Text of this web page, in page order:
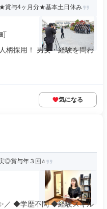
賞与4ヶ月分★基本土日休み
柄採用！ 男女・経験を問わ
気になる
◎賞与年３回⭐
／ ◆学歴不問 ◆経験スキル